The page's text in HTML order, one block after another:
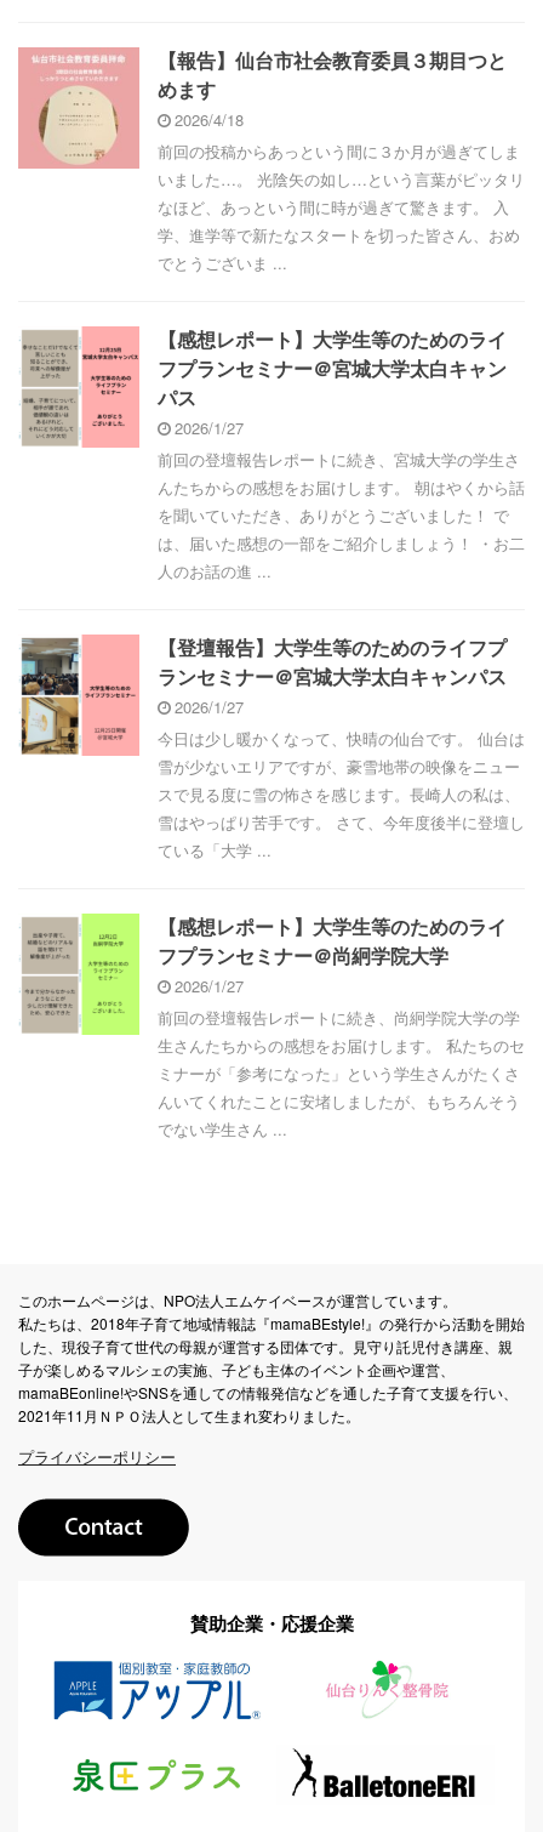
【報告】仙台市社会教育委員３期目つと
めます
2026/4/18
前回の投稿からあっという間に３か月が過ぎてしま
いました…。 光陰矢の如し…という言葉がピッタリ
なほど、あっという間に時が過ぎて驚きます。 入
学、進学等で新たなスタートを切った皆さん、おめ
でとうございま ...
【感想レポート】大学生等のためのライ
フプランセミナー＠宮城大学太白キャン
パス
2026/1/27
前回の登壇報告レポートに続き、宮城大学の学生さ
んたちからの感想をお届けします。 朝はやくから話
を聞いていただき、ありがとうございました！ で
は、届いた感想の一部をご紹介しましょう！ ・お二
人のお話の進 ...
【登壇報告】大学生等のためのライフプ
ランセミナー＠宮城大学太白キャンパス
2026/1/27
今日は少し暖かくなって、快晴の仙台です。 仙台は
雪が少ないエリアですが、豪雪地帯の映像をニュー
スで見る度に雪の怖さを感じます。長崎人の私は、
雪はやっぱり苦手です。 さて、今年度後半に登壇し
ている「大学 ...
【感想レポート】大学生等のためのライ
フプランセミナー＠尚絅学院大学
2026/1/27
前回の登壇報告レポートに続き、尚絅学院大学の学
生さんたちからの感想をお届けします。 私たちのセ
ミナーが「参考になった」という学生さんがたくさ
んいてくれたことに安堵しましたが、もちろんそう
でない学生さん ...
このホームページは、NPO法人エムケイベースが運営しています。
私たちは、2018年子育て地域情報誌『mamaBEstyle!』の発行から活動を開始
した、現役子育て世代の母親が運営する団体です。見守り託児付き講座、親
子が楽しめるマルシェの実施、子ども主体のイベント企画や運営、
mamaBEonline!やSNSを通しての情報発信などを通した子育て支援を行い、
2021年11月ＮＰＯ法人として生まれ変わりました。
プライバシーポリシー
賛助企業・応援企業